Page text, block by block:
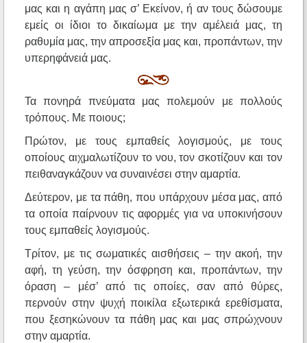
μας και η αγάπη μας σ’ Εκείνον, ή αν τους δώσουμε
εμείς οι ίδιοι το δικαίωμα με την αμέλειά μας, τη
ραθυμία μας, την απροσεξία μας και, προπάντων, την
υπερηφάνειά μας.
Τα πονηρά πνεύματα μας πολεμούν με πολλούς
τρόπους. Με ποιους;
Πρώτον, με τους εμπαθείς λογισμούς, με τους
οποίους αιχμαλωτίζουν το νου, τον σκοτίζουν και τον
πειθαναγκάζουν να συναινέσει στην αμαρτία.
Δεύτερον, με τα πάθη, που υπάρχουν μέσα μας, από
τα οποία παίρνουν τις αφορμές για να υποκινήσουν
τους εμπαθείς λογισμούς.
Τρίτον, με τις σωματικές αισθήσεις – την ακοή, την
αφή, τη γεύση, την όσφρηση και, προπάντων, την
όραση – μέσ’ από τις οποίες, σαν από θύρες,
περνούν στην ψυχή ποικίλα εξωτερικά ερεθίσματα,
που ξεσηκώνουν τα πάθη μας και μας σπρώχνουν
στην αμαρτία.